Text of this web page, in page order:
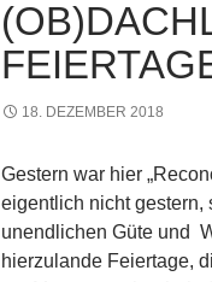
18. DEZEMBER 2018
Gestern war hier
eigentlich nicht gestern,
unendlichen Güte und
hierzulande Feiertage,